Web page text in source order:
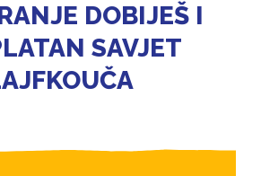
DOBIJEŠ I
SAVJET